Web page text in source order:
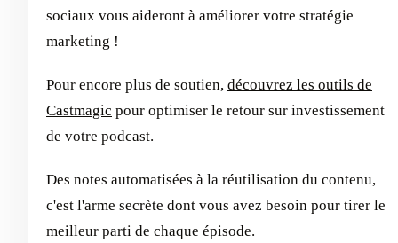
sociaux vous aideront à améliorer votre stratégie
marketing !
Pour encore plus de soutien, découvrez les outils de
Castmagic pour optimiser le retour sur investissement
de votre podcast.
Des notes automatisées à la réutilisation du contenu,
c'est l'arme secrète dont vous avez besoin pour tirer le
meilleur parti de chaque épisode.